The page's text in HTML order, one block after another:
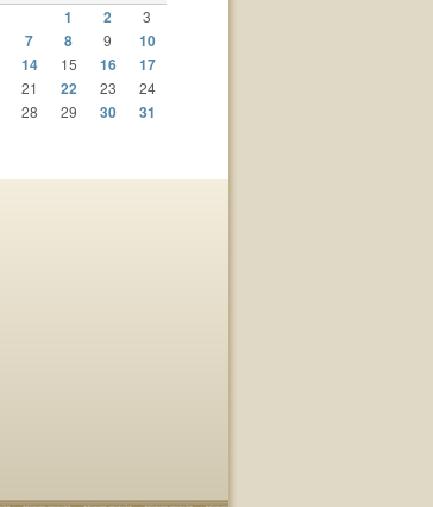
1
2 3
7 8 9 10
14 15 16 17
21 22 23 24
28 29 30
31